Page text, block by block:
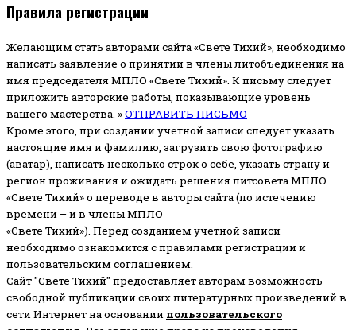
Правила регистрации
Желающим стать авторами сайта «Свете Тихий», необходимо
написать заявление о принятии в члены литобъединения на
имя председателя МПЛО «Свете Тихий». К письму следует
приложить авторские работы, показывающие уровень
вашего мастерства. »ОТПРАВИТЬ ПИСЬМО
Кроме этого, при создании учетной записи следует указать
настоящие имя и фамилию, загрузить свою фотографию
(аватар), написать несколько строк о себе, указать страну и
регион проживания и ожидать решения литсовета МПЛО
«Свете Тихий» о переводе в авторы сайта (по истечению
времени – и в члены МПЛО
«Свете Тихий»). Перед созданием учётной записи
необходимо ознакомится с правилами регистрации и
пользовательским соглашением.
Сайт "Свете Тихий" предоставляет авторам возможность
свободной публикации своих литературных произведений в
сети Интернет на основании пользовательского